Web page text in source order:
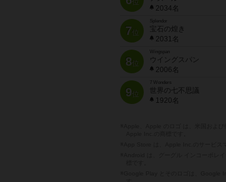
位
2034名
7位
宝石の煌き
2031名
8位
Wingspan
ウイングスパン
2006名
9位
7 Wonders
世界の七不思議
1920名